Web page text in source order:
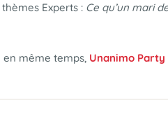
thèmes Experts : Ce qu’un mari
en même temps, Unanimo Party